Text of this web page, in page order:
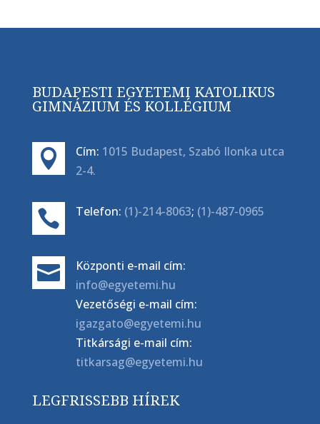
BUDAPESTI EGYETEMI KATOLIKUS
GIMNÁZIUM ÉS KOLLÉGIUM
 Cím: 1015 Budapest, Szabó Ilonka utca
2-4.
 Telefon: (1)-214-8063; (1)-487-0965

Központi e-mail cím:
info@egyetemi.hu
Vezetőségi e-mail cím:
igazgato@egyetemi.hu
Titkársági e-mail cím:
titkarsag@egyetemi.hu
LEGFRISSEBB HÍREK